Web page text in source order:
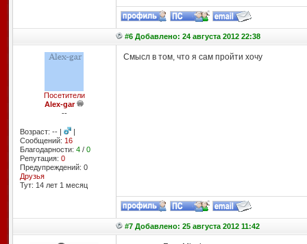
#6 Добавлено: 24 августа 2012 22:38
Посетители
Alex-gar
--
Возраст: -- |
|
Сообщений: 16
Благодарности: 4/ 0
Репутация: 0
Предупреждений: 0
Друзья
Тут: 14 лет 1 месяц
Смысл в том, что я сам пройти хочу
#7 Добавлено: 25 августа 2012 11:42